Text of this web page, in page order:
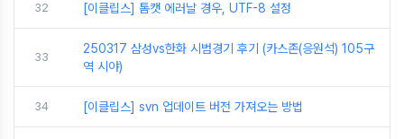
32 [이클립스] 톰캣 에러날 경우, UTF-8 설정
33
250317 삼성vs한화 시범경기 후기 (카스존(응원석) 105구
역 시야)
34 [이클립스] svn 업데이트 버전 가져오는 방법